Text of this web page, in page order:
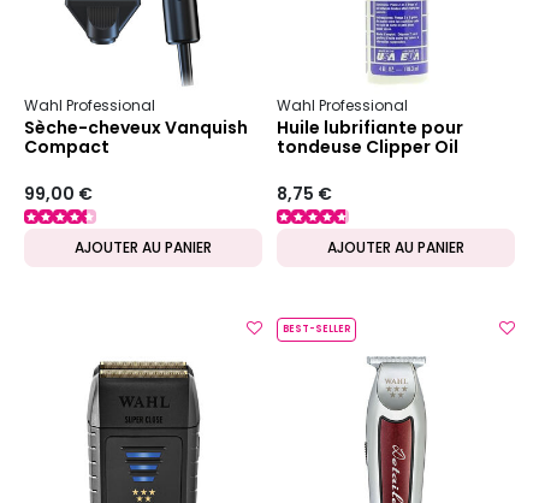
Wahl Professional
Sèche-cheveux Vanquish
Compact
99,00 €
AJOUTER AU PANIER
Wahl Professional
Huile lubrifiante pour
tondeuse Clipper Oil
8,75 €
AJOUTER AU PANIER
BEST-SELLER